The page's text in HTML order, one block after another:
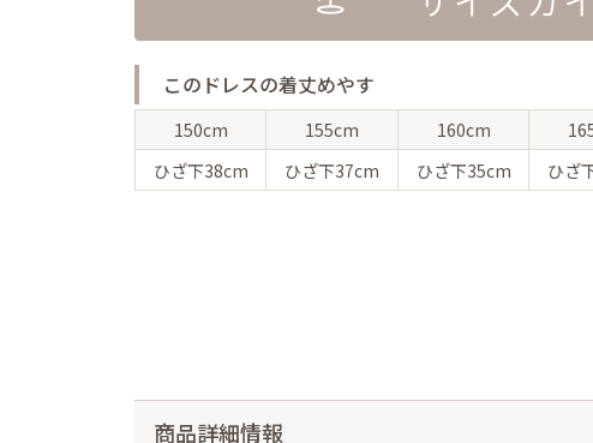
このドレスの着丈めやす
150cm 155cm 160cm
ひざ下38cm ひざ下37cm ひざ下35cm ひざ
商品詳細情報